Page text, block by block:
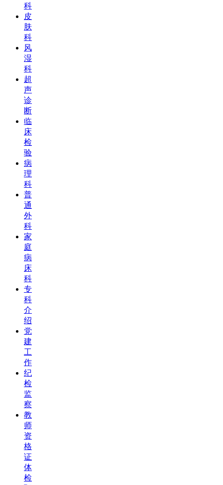
科
皮
肤
科
风
湿
科
超
声
诊
断
临
床
检
验
病
理
科
普
通
外
科
家
庭
病
床
科
专
科
介
绍
党
建
工
作
纪
检
监
察
教
师
资
格
证
体
检